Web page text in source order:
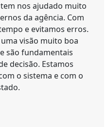
tem nos ajudado muito
da agência. Com
e evitamos erros.
visão muito boa
são fundamentais
decisão. Estamos
o sistema e com o